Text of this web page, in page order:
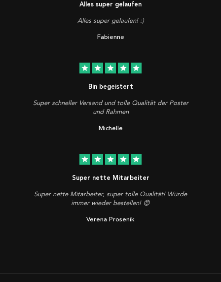
Alles super gelaufen
Alles super gelaufen! :)
Fabienne
star star star star star
Bin begeistert
Super schneller Versand und tolle Qualität der Poster
und Rahmen
Michelle
star star star star star
Super nette Mitarbeiter
Super nette Mitarbeiter, super tolle Qualität! Würde
immer wieder bestellen! 😍
Verena Prosenik